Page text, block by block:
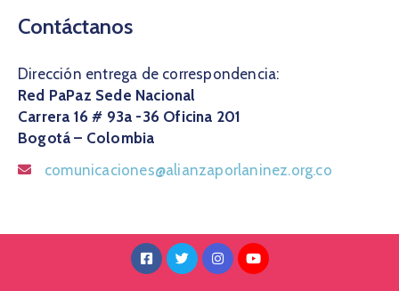
Contáctanos
Dirección entrega de correspondencia:
Red PaPaz Sede Nacional
Carrera 16 # 93a -36 Oficina 201
Bogotá – Colombia
comunicaciones@alianzaporlaninez.org.co